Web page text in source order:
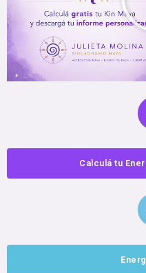
Calculá tu